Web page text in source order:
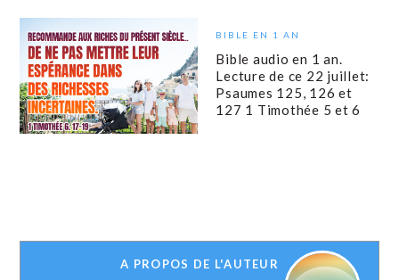
BIBLE EN 1 AN
Bible audio en 1 an.
Lecture de ce 22 juillet:
Psaumes 125, 126 et
127 1 Timothée 5 et 6
A PROPOS DE L'AUTEUR